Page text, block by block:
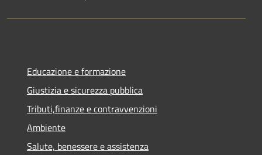
Educazione e formazione
Giustizia e sicurezza pubblica
Tributi,finanze e contravvenzioni
Ambiente
Salute, benessere e assistenza